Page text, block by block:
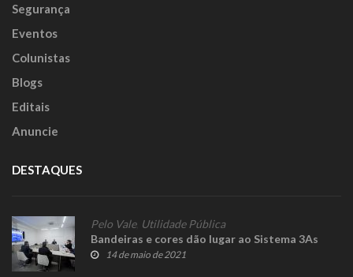
Segurança
Eventos
Colunistas
Blogs
Editais
Anuncie
DESTAQUES
Pelo Vale, Utilidade Pública
Bandeiras e cores dão lugar ao Sistema 3As
14 de maio de 2021